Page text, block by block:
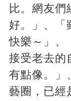
比。網友們
好。」、「
快樂～」、
接受老去的
有點像。」
藝圈，已經